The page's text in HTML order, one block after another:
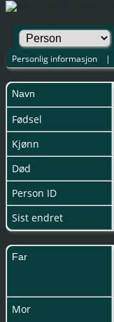
Personlig informasjon |
Navn
Fødsel
Kjønn
Død
Person ID
Sist endret
Far
Mor